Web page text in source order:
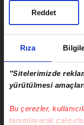
Rıza
"Sitelerimizde
yürütülmesi
Bu çerezler,
tanımlayarak
Reddet